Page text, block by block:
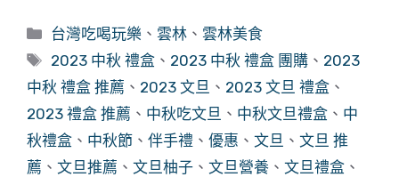
分
類
台灣吃喝玩樂 、雲林 、雲林美食
標
籤
2023 中秋 禮盒 、 2023 中秋 禮盒 團購 、 2023
中秋 禮盒 推薦 、 2023 文旦 、 2023 文旦 禮盒 、
2023 禮盒 推薦 、 中秋吃文旦 、 中秋文旦禮盒 、 中
秋禮盒 、 中秋節 、 伴手禮 、 優惠 、 文旦 、 文旦 推
薦 、 文旦推薦 、 文旦柚子 、 文旦營養 、 文旦禮盒 、